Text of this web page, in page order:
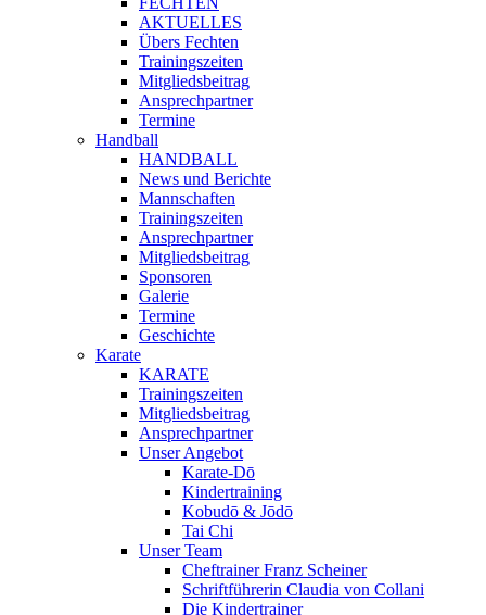
AKTUELLES
Übers Fechten
Trainingszeiten
Mitgliedsbeitrag
Ansprechpartner
Termine
Handball
HANDBALL
News und Berichte
Mannschaften
Trainingszeiten
Ansprechpartner
Mitgliedsbeitrag
Sponsoren
Galerie
Termine
Geschichte
Karate
KARATE
Trainingszeiten
Mitgliedsbeitrag
Ansprechpartner
Unser Angebot
Karate-Dō
Kindertraining
Kobudō & Jōdō
Tai Chi
Unser Team
Cheftrainer Franz Scheiner
Schriftführerin Claudia von Collani
Die Kindertrainer